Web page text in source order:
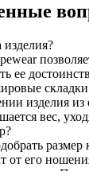
ее
изделия из
вес,
размер
от его